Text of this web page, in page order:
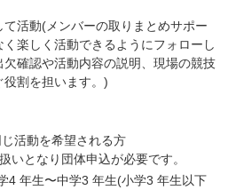
活動(メンバーの取りまとめサポー
く楽しく活動できるようにフォローし
確認や活動内容の説明、現場の競技
割を担います。)
活動を希望される方
いとなり団体申込が必要です。
4 年生〜中学3 年生(小学3 年生以下